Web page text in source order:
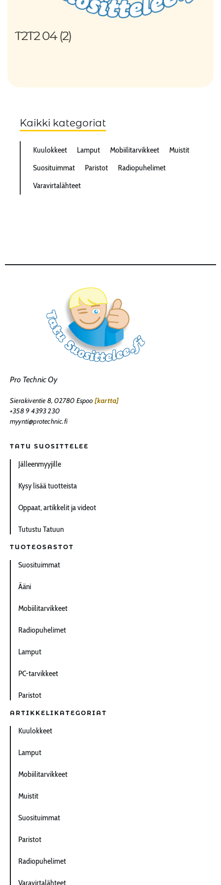
T2T2 04 (2)
Kaikki kategoriat
Kuulokkeet Lamput Mobiilitarvikkeet
Muistit
Suosituimmat
Paristot
Radiopuhelimet
Varavirtalähteet
Pro Technic Oy
Sierakiventie 8, 02780 Espoo [kartta]
+358 9 4393 230
myynti@protechnic.fi
TATU SUOSITTELEE
Jälleenmyyjille
Kysy lisää tuotteista
Oppaat, artikkelit ja videot
Tutustu Tatuun
TUOTEOSASTOT
Suosituimmat
Ääni
Mobiilitarvikkeet
Radiopuhelimet
Lamput
PC-tarvikkeet
Paristot
ARTIKKELIKATEGORIAT
Kuulokkeet
Lamput
Mobiilitarvikkeet
Muistit
Suosituimmat
Paristot
Radiopuhelimet
Varavirtalähteet